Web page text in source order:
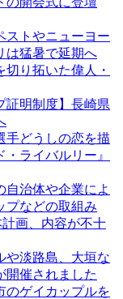
ストやニューヨー
は猛暑で延期へ
切り拓いた偉人・
証明制度】長崎県
手どうしの恋を描
ライバルリー』
自治体や企業によ
プなどの取組み
画、内容が不十
や淡路島、大垣な
開催されました
のゲイカップルを